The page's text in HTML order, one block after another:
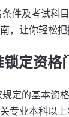
件及考试科
，让你轻松把
定资格
定的基本资
业本科以